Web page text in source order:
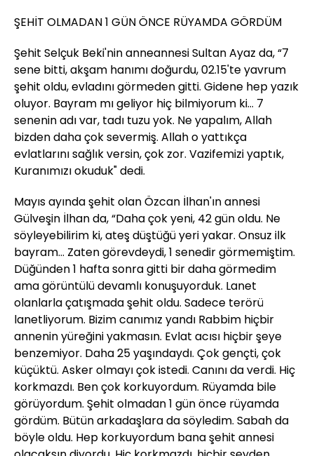
ŞEHİT OLMADAN 1 GÜN ÖNCE RÜYAMDA GÖRDÜM
Şehit Selçuk Beki'nin anneannesi Sultan Ayaz da, “7
sene bitti, akşam hanımı doğurdu, 02.15'te yavrum
şehit oldu, evladını görmeden gitti. Gidene hep yazık
oluyor. Bayram mı geliyor hiç bilmiyorum ki… 7
senenin adı var, tadı tuzu yok. Ne yapalım, Allah
bizden daha çok severmiş. Allah o yattıkça
evlatlarını sağlık versin, çok zor. Vazifemizi yaptık,
Kuranımızı okuduk" dedi.
Mayıs ayında şehit olan Özcan İlhan'ın annesi
Gülveşin İlhan da, “Daha çok yeni, 42 gün oldu. Ne
söyleyebilirim ki, ateş düştüğü yeri yakar. Onsuz ilk
bayram… Zaten görevdeydi, 1 senedir görmemiştim.
Düğünden 1 hafta sonra gitti bir daha görmedim
ama görüntülü devamlı konuşuyorduk. Lanet
olanlarla çatışmada şehit oldu. Sadece terörü
lanetliyorum. Bizim canımız yandı Rabbim hiçbir
annenin yüreğini yakmasın. Evlat acısı hiçbir şeye
benzemiyor. Daha 25 yaşındaydı. Çok gençti, çok
küçüktü. Asker olmayı çok istedi. Canını da verdi. Hiç
korkmazdı. Ben çok korkuyordum. Rüyamda bile
görüyordum. Şehit olmadan 1 gün önce rüyamda
gördüm. Bütün arkadaşlara da söyledim. Sabah da
böyle oldu. Hep korkuyordum bana şehit annesi